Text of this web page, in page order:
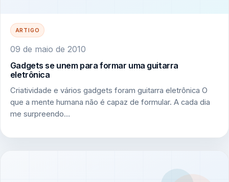
ARTIGO
09 de maio de 2010
Gadgets se unem para formar uma guitarra
eletrônica
Criatividade e vários gadgets foram guitarra eletrônica O
que a mente humana não é capaz de formular. A cada dia
me surpreendo…